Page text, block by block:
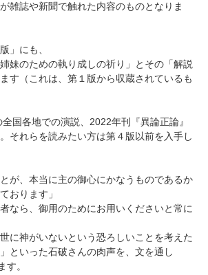
雑誌や新聞で触れた内容のものとなりま
」にも、
妹のための執り成しの祈り」とその「解説
す（これは、第１版から収蔵されているも
全国各地での演説、2022年刊『異論正論』
それらを読みたい方は第４版以前を入手し
とが、本当に主の御心にかなうものであるか
おります」
なら、御用のためにお用いくださいと常に
に神がいないという恐ろしいことを考えた
といった石破さんの肉声を、文を通し
す。